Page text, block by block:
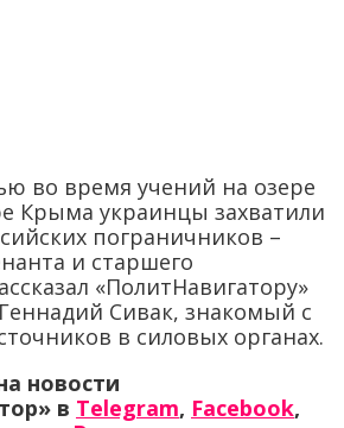
во время учений на озере
Крыма украинцы захватили
пограничников –
и старшего
«ПолитНавигатору»
Сивак, знакомый с
в силовых органах.
новости
в Telegram, Facebook,